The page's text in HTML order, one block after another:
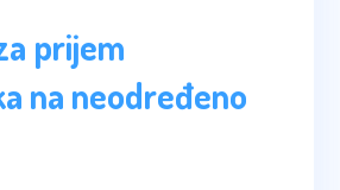
prijem
na neodređeno